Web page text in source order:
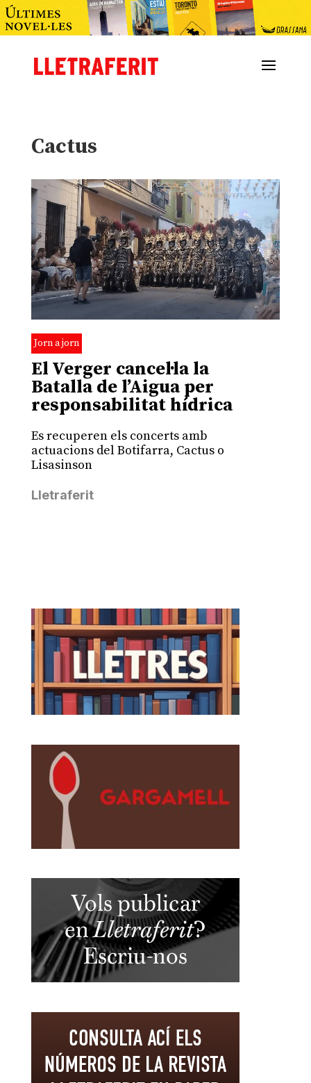
Cactus
Jorn a jorn
El Verger cancel·la la
Batalla de l’Aigua per
responsabilitat hídrica
Es recuperen els concerts amb
actuacions del Botifarra, Cactus o
Lisasinson
Lletraferit